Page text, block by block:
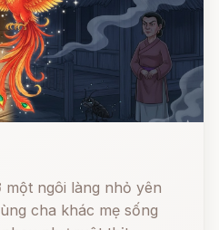
ngôi làng nhỏ yên
cha khác mẹ sống